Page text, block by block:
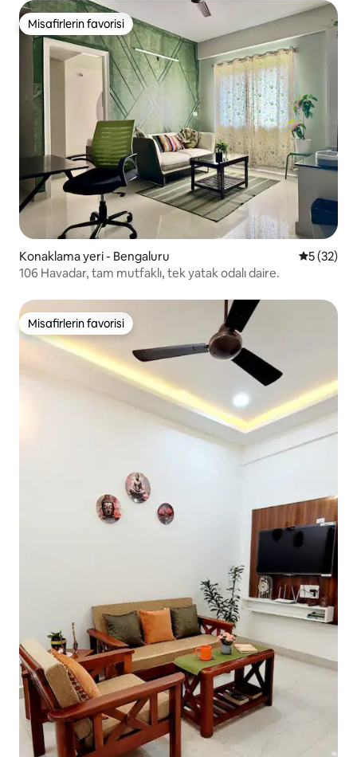
Misafirlerin favorisi
Misafirlerin favorisi
Konaklama yeri - Bengaluru 55 (32)
106 Havadar, tam mutfaklı, tek yatak odalı daire.
Misafirlerin favorisi
Misafirlerin favorisi